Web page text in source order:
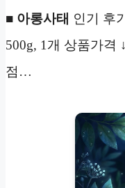
■ 아롱사태 인기 후
500g, 1개 상품가격
점…